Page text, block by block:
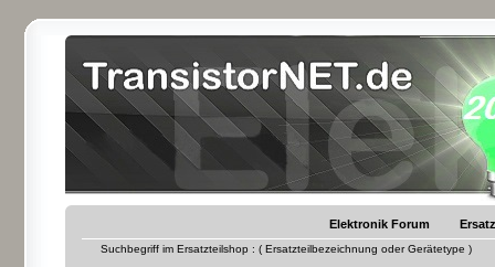
Elektronik Forum
Suchbegriff im Ersatzteilshop : ( Ersatzteilbezeichnung oder Gerätetype )